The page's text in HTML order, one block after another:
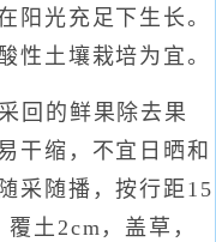
阳光充足下生长。
性土壤栽培为宜。
回的鲜果除去果
干缩，不宜日晒和
采随播，按行距15
土2cm，盖草，